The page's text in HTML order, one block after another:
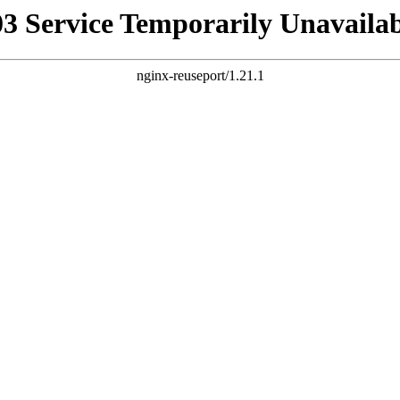
Service Temporarily
nginx-reuseport/1.21.1